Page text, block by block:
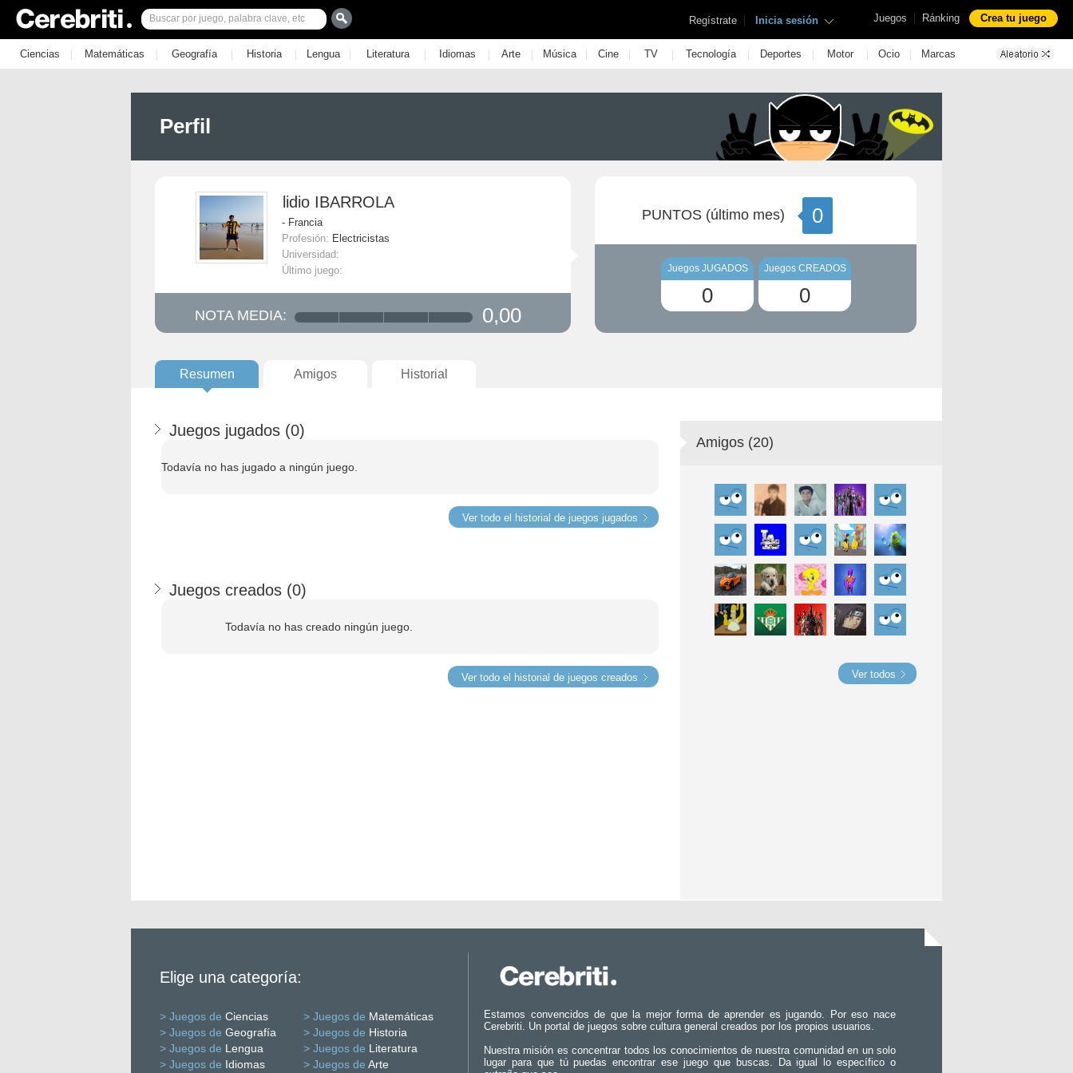
Juegos | Ránking Crea tu juego
Regístrate | Inicia sesión
Ciencias | Matemáticas | Geografía | Historia | Lengua | Literatura | Idiomas | Arte | Música | Cine | TV | Tecnología | Deportes | Motor | Ocio | Marcas
Perfil
lidio IBARROLA
- Francia
Profesión: Electricistas
Universidad:
Último juego:
NOTA MEDIA: 0,00
PUNTOS (último mes) 0
Juegos JUGADOS
0
Juegos CREADOS
0
Resumen Amigos Historial
Juegos jugados (0)
Todavía no has jugado a ningún juego.
Ver todo el historial de juegos jugados
Juegos creados (0)
Todavía no has creado ningún juego.
Ver todo el historial de juegos creados
Amigos (20)
Ver todos
Elige una categoría:
> Juegos de Ciencias > Juegos de Matemáticas
> Juegos de Geografía > Juegos de Historia
> Juegos de Lengua > Juegos de Literatura
> Juegos de Idiomas > Juegos de Arte
Estamos convencidos de que la mejor forma de aprender es jugando. Por eso nace
Cerebriti. Un portal de juegos sobre cultura general creados por los propios usuarios.
Nuestra misión es concentrar todos los conocimientos de nuestra comunidad en un solo
lugar para que tú puedas encontrar ese juego que buscas. Da igual lo específico o